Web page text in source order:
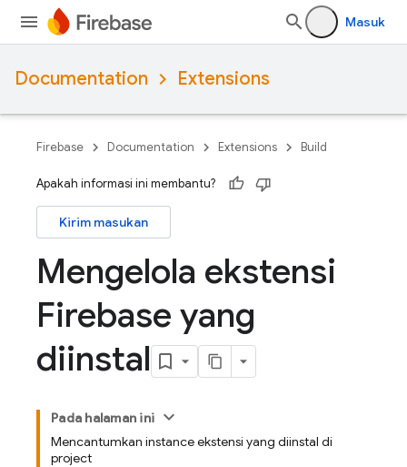
Masuk
Documentation Extensions
Firebase Documentation Extensions Build
Apakah informasi ini membantu?
Kirim masukan
Mengelola ekstensi
Firebase yang
diinstal
Pada halaman ini
Mencantumkan instance ekstensi yang diinstal di
project